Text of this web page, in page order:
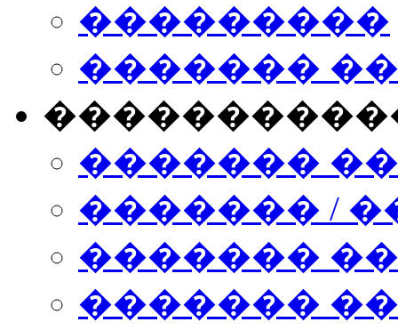
���������
�������
�������
������� /
�������
������� ���